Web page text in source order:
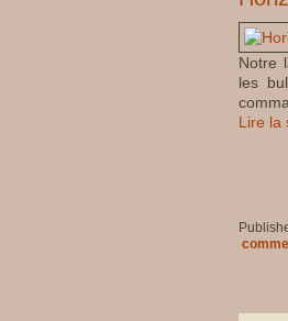
Notre
les
Lire la